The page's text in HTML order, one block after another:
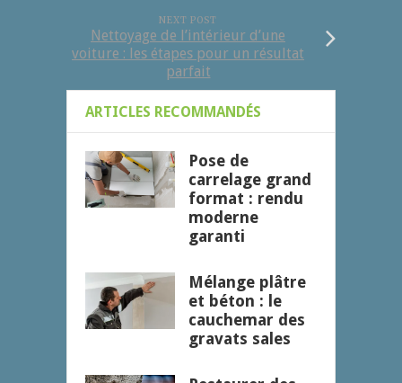
NEXT POST
Nettoyage de l’intérieur d’une
voiture : les étapes pour un résultat
parfait
ARTICLES RECOMMANDÉS
Pose de
carrelage grand
format : rendu
moderne
garanti
Mélange plâtre
et béton : le
cauchemar des
gravats sales